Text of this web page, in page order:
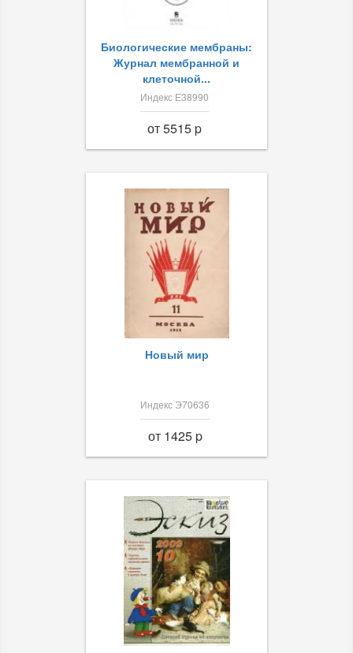
Биологические мембраны:
Журнал мембранной и
клеточной...
Индекс Е38990
от 5515 p
Новый мир
Индекс Э70636
от 1425 p